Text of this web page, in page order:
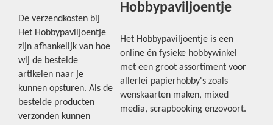
De verzendkosten bij
Het Hobbypaviljoentje
zijn afhankelijk van hoe
wij de bestelde
artikelen naar je
kunnen opsturen. Als de
bestelde producten
verzonden kunnen
Hobbypaviljoentje
Het Hobbypaviljoentje is een
online én fysieke hobbywinkel
met een groot assortiment voor
allerlei papierhobby's zoals
wenskaarten maken, mixed
media, scrapbooking enzovoort.